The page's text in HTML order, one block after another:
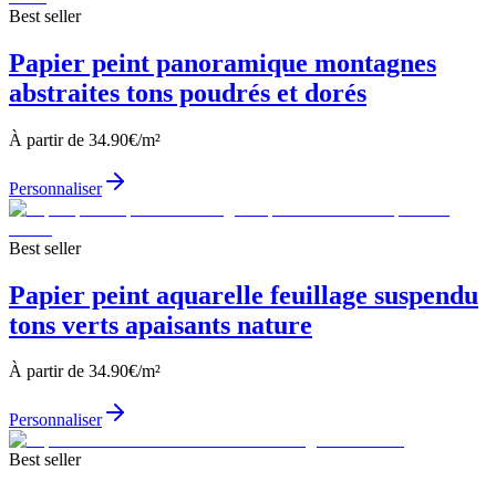
Best seller
Papier peint panoramique montagnes
abstraites tons poudrés et dorés
À partir de 34.90€/m²
Personnaliser
Best seller
Papier peint aquarelle feuillage suspendu
tons verts apaisants nature
À partir de 34.90€/m²
Personnaliser
Best seller